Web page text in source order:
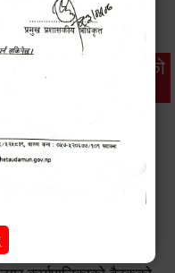
वातावरण
सूचनाको